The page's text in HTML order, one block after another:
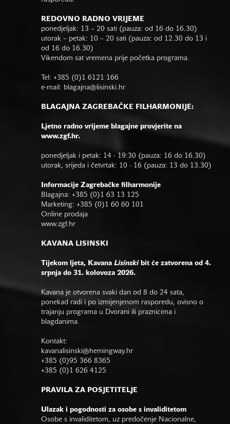
REDOVNO RADNO VRIJEME
ponedjeljak: 13 – 20 sati (pauza: od 16 do 16.30)
utorak – petak: 10 – 20 sati (pauza: od 12.30 do 13 i
od 16 do 16.30)
Vikendom sat vremena prije početka programa.
Tel: +385 (0)1 6121 166
e-mail: blagajna@lisinski.hr
BLAGAJNA ZAGREBAČKE FILHARMONIJE:
Ljetno radno vrijeme blagajne provjerite na
www.zgf.hr.
ponedjeljak i petak: 14 - 19:30 (pauza: 16 do 16.30)
utorak, srijeda i četvrtak: 10 - 16 (pauza: 13 do 13.30)
Informacije Zagrebačke filharmonije
Blagajna: +385 (0)1 63 13 125
Marketing: +385 (0)1 60 60 101
Online prodaja
www.zgf.hr
KAVANA LISINSKI
Tijekom ljeta, Kavana Lisinskibit će zatvorena od 4.
srpnja do 31. kolovoza 2026.
Kavana je otvorena svaki dan od 8 do 24 sata,
ponekad radi i po izmijenjenom rasporedu, ovisno o
trajanju programa u Dvorani ili praznicima i
blagdanima.
Kontakt:
kavanalisinski@hemingway.hr
+385 (0)95 366 8365
+385 (0)1 626 4125
PRAVILA ZA POSJETITELJE
Ulazak i pogodnosti za osobe s invaliditetom
Osobe s invaliditetom, uz predočenje Nacionalne,